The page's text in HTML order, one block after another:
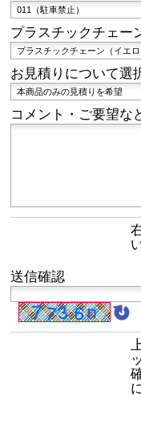
プラスチックチェー
お見積りについて選
コメント・ご要望な
送信確認